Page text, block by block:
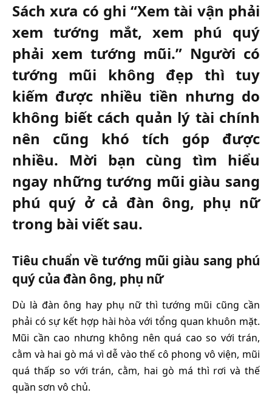
Sách xưa có ghi “Xem tài vận phải
xem tướng mắt, xem phú quý
phải xem tướng mũi.” Người có
tướng mũi không đẹp thì tuy
kiếm được nhiều tiền nhưng do
không biết cách quản lý tài chính
nên cũng khó tích góp được
nhiều. Mời bạn cùng tìm hiểu
ngay những tướng mũi giàu sang
phú quý ở cả đàn ông, phụ nữ
trong bài viết sau.
Tiêu chuẩn về tướng mũi giàu sang phú
quý của đàn ông, phụ nữ
Dù là đàn ông hay phụ nữ thì tướng mũi cũng cần
phải có sự kết hợp hài hòa với tổng quan khuôn mặt.
Mũi cần cao nhưng không nên quá cao so với trán,
cằm và hai gò má vì dễ vào thế cô phong vô viện, mũi
quá thấp so với trán, cằm, hai gò má thì rơi và thế
quần sơn vô chủ.